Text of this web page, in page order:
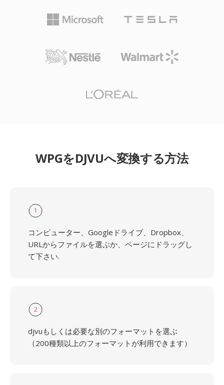
WPGをDJVUへ変換する方法
1
コンピューター、Googleドライブ、Dropbox、
URLからファイルを選ぶか、ページにドラッグし
て下さい.
2
djvuもしくは必要な別のフォーマットを選ぶ
（200種類以上のフォーマットが利用できます）